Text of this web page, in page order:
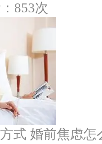
853次
式 婚前焦虑怎